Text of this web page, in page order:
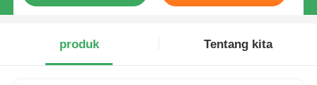
produk Tentang kita